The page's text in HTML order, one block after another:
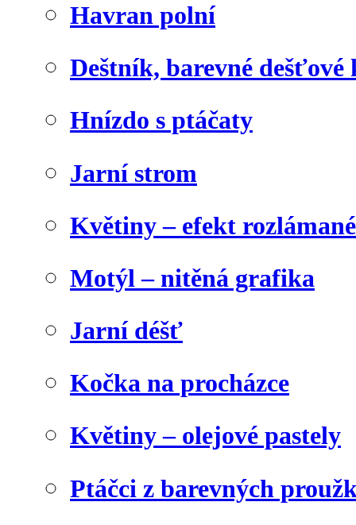
Havran polní
Deštník, barevné dešťové
Hnízdo s ptáčaty
Jarní strom
Květiny – efekt
Motýl – nitěná grafika
Jarní déšť
Kočka na procházce
Květiny – olejové pastely
Ptáčci z barevných